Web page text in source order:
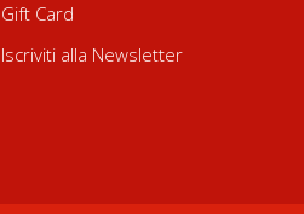
Gift Card
Iscriviti alla Newsletter